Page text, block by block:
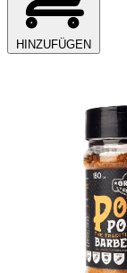
HINZUFÜGEN